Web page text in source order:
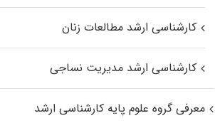
کارشناسی ارشد مطالعات زنان
کارشناسی ارشد مدیریت نساجی
معرفی گروه علوم پایه کارشناسی ارشد